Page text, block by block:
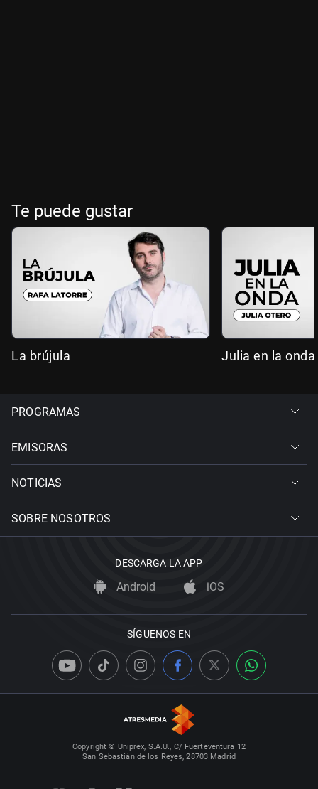
Te puede gustar
La brújula Julia en la onda
PROGRAMAS
EMISORAS
NOTICIAS
SOBRE NOSOTROS
DESCARGA LA APP
Android iOS
SÍGUENOS EN
Copyright © Uniprex, S.A.U., C/ Fuerteventura 12
San Sebastián de los Reyes, 28703 Madrid